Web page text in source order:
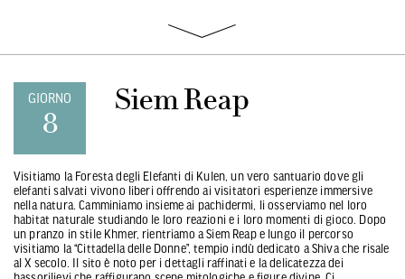
GIORNO
8
Siem Reap
Visitiamo la Foresta degli Elefanti di Kulen, un vero santuario dove gli
elefanti salvati vivono liberi offrendo ai visitatori esperienze immersive
nella natura. Camminiamo insieme ai pachidermi, li osserviamo nel loro
habitat naturale studiando le loro reazioni e i loro momenti di gioco. Dopo
un pranzo in stile Khmer, rientriamo a Siem Reap e lungo il percorso
visitiamo la “Cittadella delle Donne”, tempio indù dedicato a Shiva che risale
al X secolo. Il sito è noto per i dettagli raffinati e la delicatezza dei